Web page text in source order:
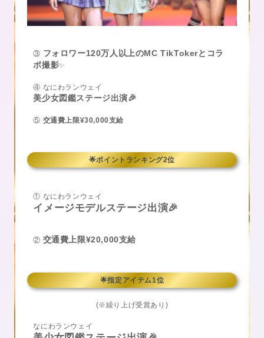
③ フォロワー120万人以上のMC TikTokerとコラ
ボ撮影✨
④ なにわランウェイ
美少女図鑑ステージ出演🎉
⑤ 交通費上限¥30,000支給
🌟ポイントランキング2位
① なにわランウェイ
イメージモデルステージ出演🎉
② 交通費上限¥20,000支給
🌟指定アイテム1位
(※繰り上げ受賞あり)
なにわランウェイ